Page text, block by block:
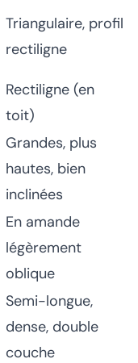
Triangulaire, profil
rectiligne
Rectiligne (en
toit)
Grandes, plus
hautes, bien
inclinées
En amande
légèrement
oblique
Semi-longue,
dense, double
couche